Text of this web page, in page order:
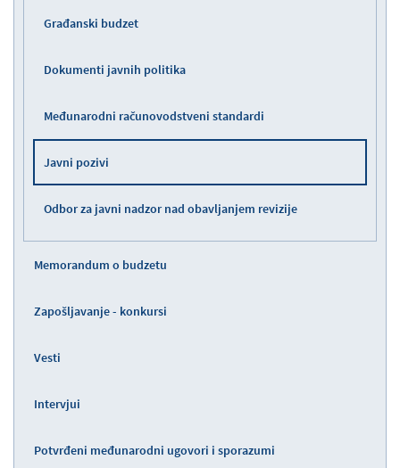
Građanski budzet
Dokumenti javnih politika
Međunarodni računovodstveni standardi
Javni pozivi
Odbor za javni nadzor nad obavljanjem revizije
Memorandum o budzetu
Zapošljavanje - konkursi
Vesti
Intervjui
Potvrđeni međunarodni ugovori i sporazumi